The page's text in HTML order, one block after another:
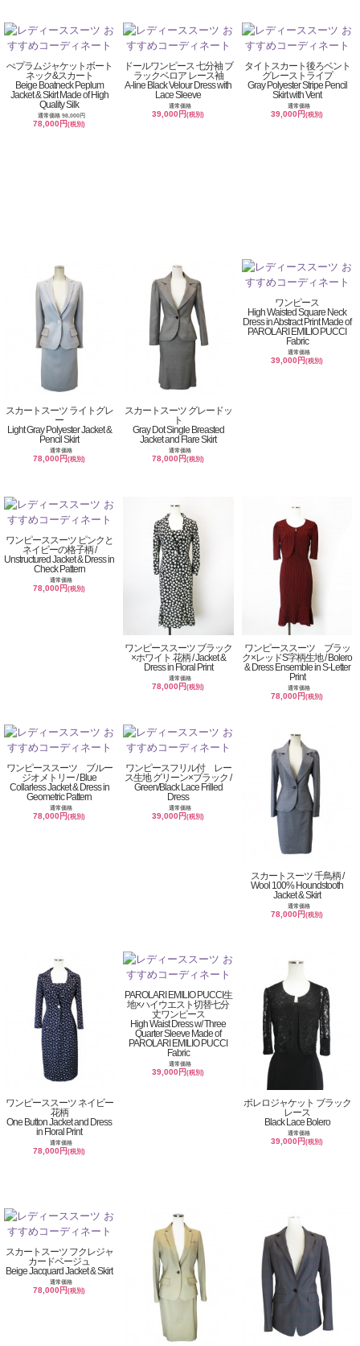
ぺプラムジャケットボート
ネック&スカート
Beige Boatneck Peplum
Jacket & Skirt Made of High
Quality Silk
通常価格 98,000円
78,000円(税別)
ドールワンピース 七分袖 ブ
ラックベロア レース袖
A-line Black Velour Dress with
Lace Sleeve
通常価格
39,000円(税別)
タイトスカート後ろベント
グレーストライプ
Gray Polyester Stripe Pencil
Skirt with Vent
通常価格
39,000円(税別)
スカートスーツ ライトグレ
ー
Light Gray Polyester Jacket &
Pencil Skirt
通常価格
78,000円(税別)
スカートスーツ グレードッ
ト
Gray Dot Single Breasted
Jacket and Flare Skirt
通常価格
78,000円(税別)
ワンピース
High Waisted Square Neck
Dress in Abstract Print Made of
PAROLARI EMILIO PUCCI
Fabric
通常価格
39,000円(税別)
ワンピーススーツ ピンクと
ネイビーの格子柄 /
Unstructured Jacket & Dress in
Check Pattern
通常価格
78,000円(税別)
ワンピーススーツ ブラック
×ホワイト 花柄 / Jacket &
Dress in Floral Print
通常価格
78,000円(税別)
ワンピーススーツ ブラッ
ク×レッドS字柄生地 / Bolero
& Dress Ensemble in S-Letter
Print
通常価格
78,000円(税別)
ワンピーススーツ ブルー
ジオメトリー / Blue
Collarless Jacket & Dress in
Geometric Pattern
通常価格
78,000円(税別)
ワンピースフリル付 レー
ス生地 グリーン×ブラック /
Green/Black Lace Frilled
Dress
通常価格
39,000円(税別)
スカートスーツ 千鳥柄 /
Wool 100% Houndstooth
Jacket & Skirt
通常価格
78,000円(税別)
ワンピーススーツ ネイビー
花柄
One Button Jacket and Dress
in Floral Print
通常価格
78,000円(税別)
PAROLARI EMILIO PUCCI生
地×ハイウエスト切替七分
丈ワンピース
High Waist Dress w/ Three
Quarter Sleeve Made of
PAROLARI EMILIO PUCCI
Fabric
通常価格
39,000円(税別)
ボレロジャケット ブラック
レース
Black Lace Bolero
通常価格
39,000円(税別)
スカートスーツ フクレジャ
カードベージュ
Beige Jacquard Jacket & Skirt
通常価格
78,000円(税別)